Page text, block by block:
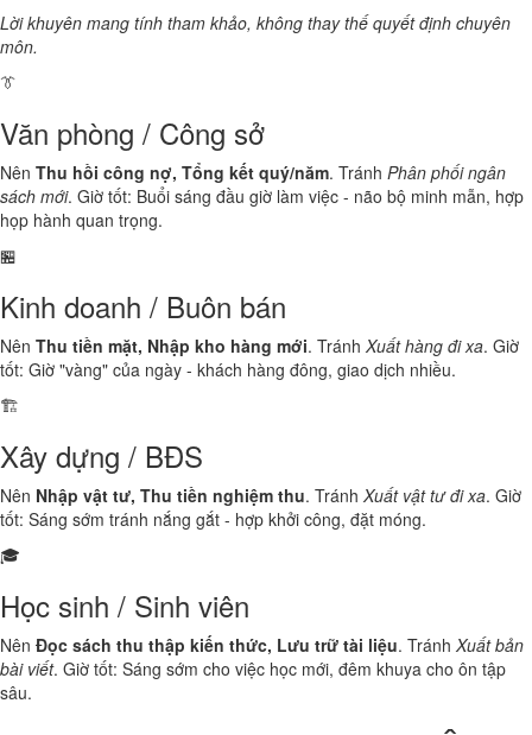
Lời khuyên mang tính tham khảo, không thay thế quyết định chuyên
môn.
👔
Văn phòng / Công sở
Nên Thu hồi công nợ, Tổng kết quý/năm. Tránh Phân phối ngân
sách mới. Giờ tốt: Buổi sáng đầu giờ làm việc - não bộ minh mẫn, hợp
họp hành quan trọng.
🏪
Kinh doanh / Buôn bán
Nên Thu tiền mặt, Nhập kho hàng mới. Tránh Xuất hàng đi xa. Giờ
tốt: Giờ "vàng" của ngày - khách hàng đông, giao dịch nhiều.
🏗️
Xây dựng / BĐS
Nên Nhập vật tư, Thu tiền nghiệm thu. Tránh Xuất vật tư đi xa. Giờ
tốt: Sáng sớm tránh nắng gắt - hợp khởi công, đặt móng.
🎓
Học sinh / Sinh viên
Nên Đọc sách thu thập kiến thức, Lưu trữ tài liệu. Tránh Xuất bản
bài viết. Giờ tốt: Sáng sớm cho việc học mới, đêm khuya cho ôn tập
sâu.